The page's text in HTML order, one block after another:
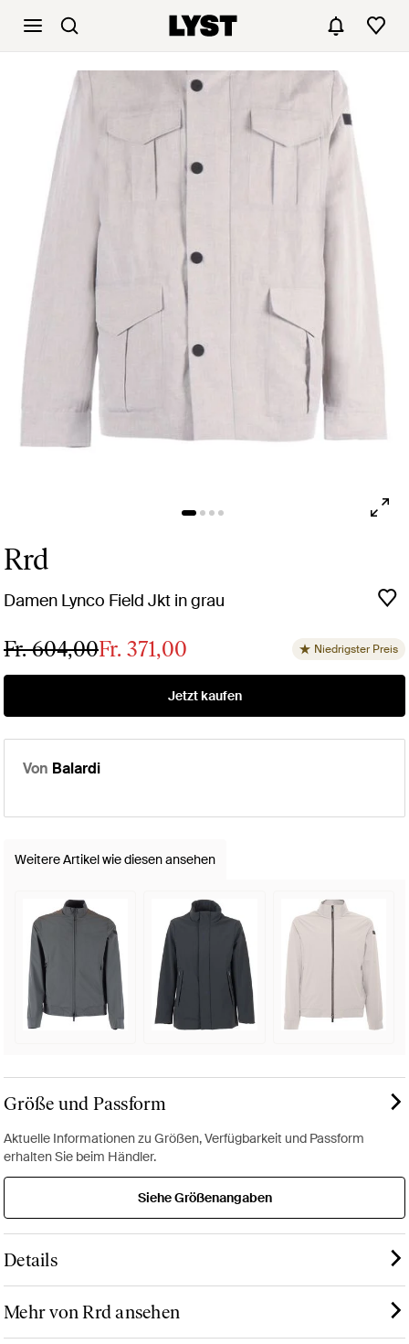
Rrd
Damen Lynco Field Jkt in grau
Fr. 604,00Fr. 371,00 Niedrigster Preis
Jetzt kaufen
Von Balardi
Weitere Artikel wie diesen ansehen
Größe und Passform
Aktuelle Informationen zu Größen, Verfügbarkeit und Passform
erhalten Sie beim Händler.
Siehe Größenangaben
Details
Mehr von Rrd ansehen